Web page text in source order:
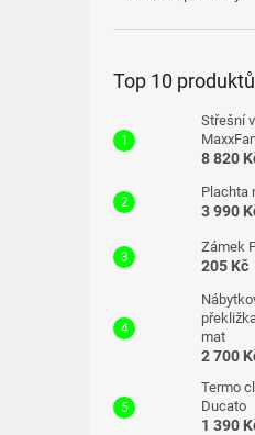
Top 10 produktů
Střešní
8 820
Plachta
3 990
Zámek
205 Kč
mat
2 700
Termo
Ducato
1 390